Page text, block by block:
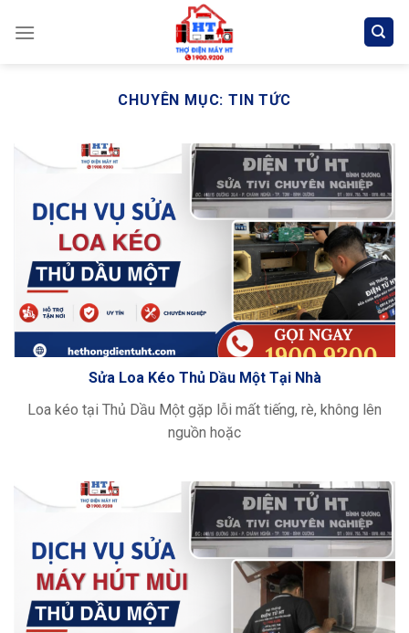
CHUYÊN MỤC: TIN TỨC
Sửa Loa Kéo Thủ Dầu Một Tại Nhà
Loa kéo tại Thủ Dầu Một gặp lỗi mất tiếng, rè, không lên
nguồn hoặc